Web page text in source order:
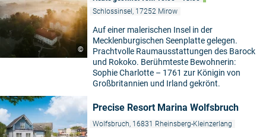
©
Schlossinsel, 17252 Mirow
Auf einer malerischen Insel in der
Mecklenburgischen Seenplatte gelegen.
Prachtvolle Raumausstattungen des Barock
und Rokoko. Berühmteste Bewohnerin:
Sophie Charlotte – 1761 zur Königin von
Großbritannien und Irland gekrönt.
Precise Resort Marina Wolfsbruch
Wolfsbruch, 16831 Rheinsberg-Kleinzerlang